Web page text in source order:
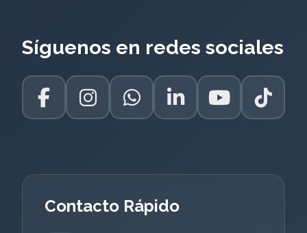
Síguenos en redes sociales
Contacto Rápido